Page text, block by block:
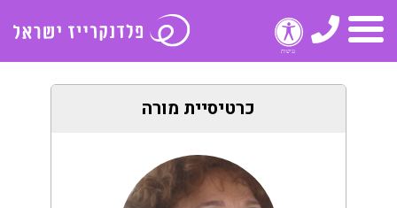
תפריט
טלפון
כרטיסיית מורה